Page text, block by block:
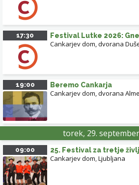
17:30 Festival Lutke 2026:
Cankarjev dom, dvorana
19:00 Beremo Cankarja
Cankarjev dom, dvorana
torek, 29.
09:00 25. Festival za tretje
Cankarjev dom,Ljubljana